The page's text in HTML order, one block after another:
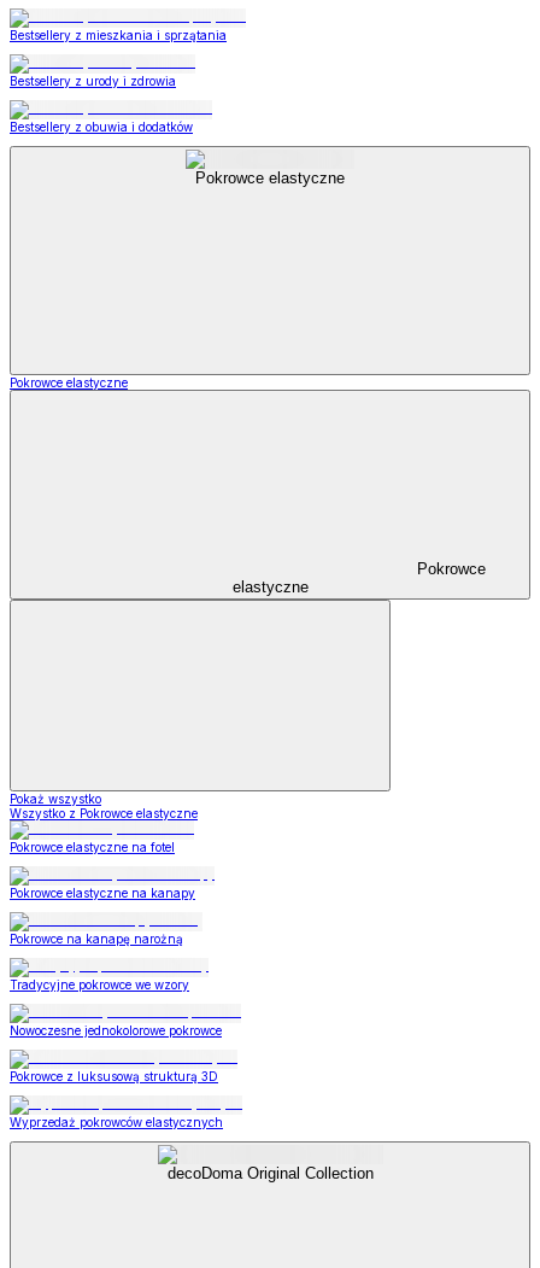
Bestsellery z mieszkania i sprzątania
Bestsellery z urody i zdrowia
Bestsellery z obuwia i dodatków
Pokrowce elastyczne
Pokrowce elastyczne
Pokrowce
elastyczne
Pokaż wszystko
Wszystko z Pokrowce elastyczne
Pokrowce elastyczne na fotel
Pokrowce elastyczne na kanapy
Pokrowce na kanapę narożną
Tradycyjne pokrowce we wzory
Nowoczesne jednokolorowe pokrowce
Pokrowce z luksusową strukturą 3D
Wyprzedaż pokrowców elastycznych
decoDoma Original Collection